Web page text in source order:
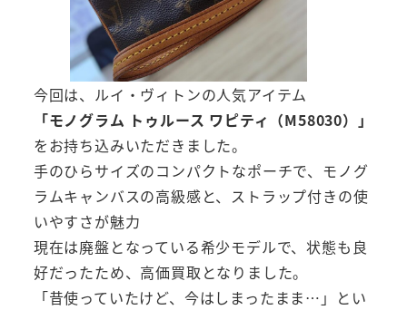
今回は、ルイ・ヴィトンの人気アイテム
「モノグラム トゥルース ワピティ（M58030）」
をお持ち込みいただきました。
手のひらサイズのコンパクトなポーチで、モノグ
ラムキャンバスの高級感と、ストラップ付きの使
いやすさが魅力
現在は廃盤となっている希少モデルで、状態も良
好だったため、高価買取となりました。
「昔使っていたけど、今はしまったまま…」とい